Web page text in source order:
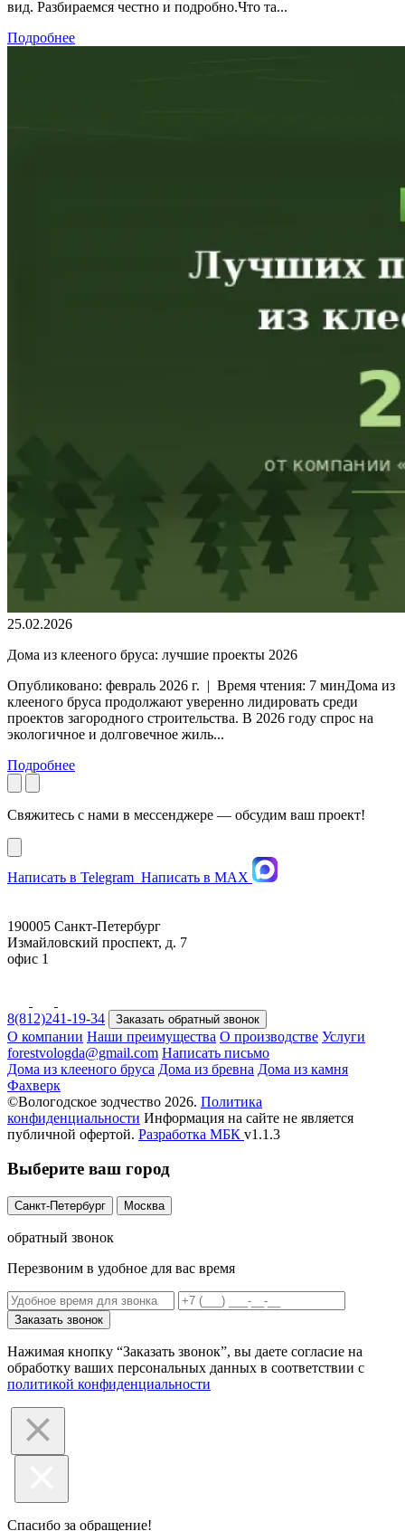
вид. Разбираемся честно и подробно.Что та...
Подробнее
25.02.2026
Дома из клееного бруса: лучшие проекты 2026
Опубликовано: февраль 2026 г. | Время чтения: 7 минДома из
клееного бруса продолжают уверенно лидировать среди
проектов загородного строительства. В 2026 году спрос на
экологичное и долговечное жиль...
Подробнее
Свяжитесь с нами в мессенджере — обсудим ваш проект!
Написать в Telegram Написать в MAX
190005 Санкт-Петербург
Измайловский проспект, д. 7
офис 1
8(812)241-19-34 Заказать обратный звонок
О компании Наши преимущества О производстве Услуги
forestvologda@gmail.com Написать письмо
Дома из клееного бруса Дома из бревна Дома из камня
Фахверк
©Вологодское зодчество 2026. Политика
конфиденциальности Информация на сайте не является
публичной офертой. Разработка МБК v1.1.3
Выберите ваш город
Санкт-Петербург Москва
обратный звонок
Перезвоним в удобное для вас время
Заказать звонок
Нажимая кнопку “Заказать звонок”, вы даете согласие на
обработку ваших персональных данных в соответствии с
политикой конфиденциальности
Спасибо за обращение!